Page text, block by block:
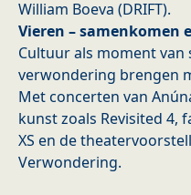
William Boeva (DRIFT).
Vieren – samenkomen
Cultuur als moment van
verwondering brengen
Met concerten van
kunst zoals Revisited 4,
XS en de
Verwondering.